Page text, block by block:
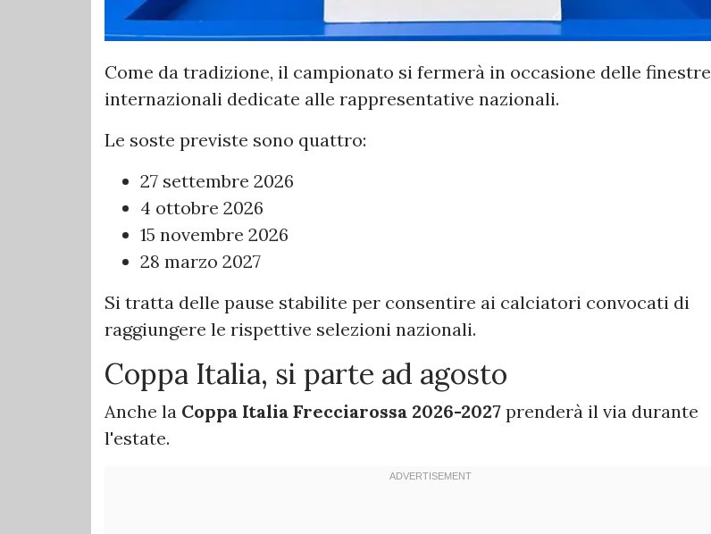
Come da tradizione, il campionato si fermerà in occasione delle finestre
internazionali dedicate alle rappresentative nazionali.
Le soste previste sono quattro:
27 settembre 2026
4 ottobre 2026
15 novembre 2026
28 marzo 2027
Si tratta delle pause stabilite per consentire ai calciatori convocati di
raggiungere le rispettive selezioni nazionali.
Coppa Italia, si parte ad agosto
Anche la Coppa Italia Frecciarossa 2026-2027 prenderà il via durante
l'estate.